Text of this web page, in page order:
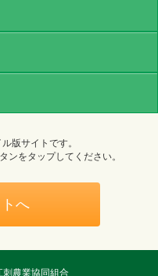
版サイトです。
ンをタップしてください。
へ
農業協同組合